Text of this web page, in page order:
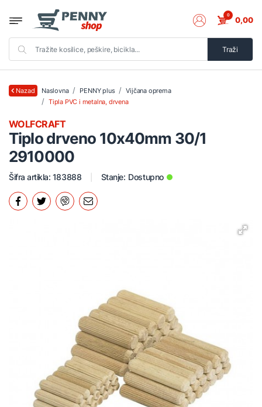
Traži
0 0,00
Nazad Naslovna PENNY plus
Vijčana oprema
Tipla PVC i metalna, drvena
Tiplo drveno 10x40mm 30/1
2910000
WOLFCRAFT
Šifra artikla: 183888 Stanje: Dostupno